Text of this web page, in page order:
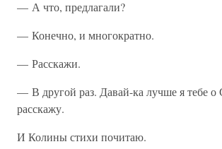
— А что, предлагали?
— Конечно, и многократно.
— Расскажи.
— В другой раз. Давай-ка лучше я тебе о
расскажу.
И Колины стихи почитаю.